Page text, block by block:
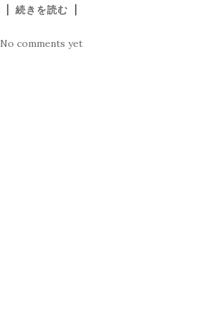
続きを読む
No comments yet